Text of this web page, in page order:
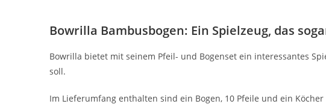
Bowrilla Bambusbogen: Ein Spielzeug, das
Bowrilla bietet mit seinem Pfeil- und Bogenset ein interessantes
soll.
Im Lieferumfang enthalten sind ein Bogen, 10 Pfeile und ein